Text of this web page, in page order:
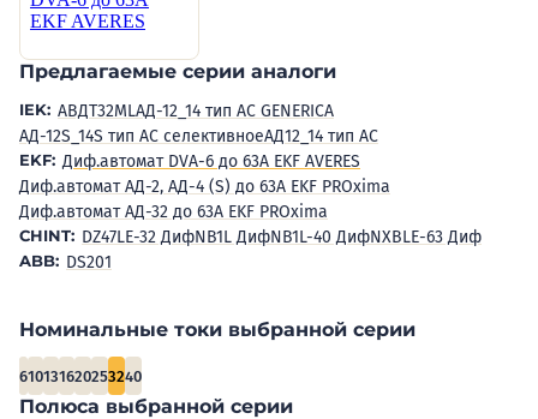
Предлагаемые серии аналоги
IEK: АВДТ32MLАД-12_14 тип AC GENERICA
АД-12S_14S тип AC селективноеАД12_14 тип AC
EKF: Диф.автомат DVA-6 до 63А EKF AVERES
Диф.автомат АД-2, АД-4 (S) до 63А EKF PROxima
Диф.автомат АД-32 до 63А EKF PROxima
CHINT: DZ47LE-32 ДифNB1L ДифNB1L-40 ДифNXBLE-63 Диф
ABB: DS201
Номинальные токи выбранной серии
610131620253240
Полюса выбранной серии